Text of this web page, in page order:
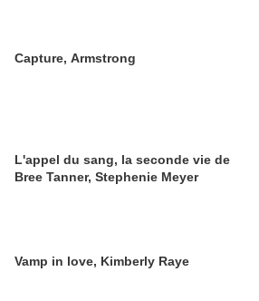
Capture, Armstrong
L'appel du sang, la seconde vie de
Bree Tanner, Stephenie Meyer
Vamp in love, Kimberly Raye